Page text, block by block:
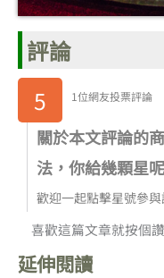
評論
5
1位網友投票評論
關於本文評論的
法，你給幾顆星
歡迎一起點擊星號參與
喜歡這篇文章就按個
延伸閱讀